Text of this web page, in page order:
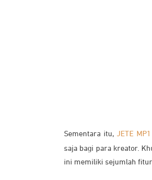
Sementara itu,JETE
saja bagi para kreator.
ini memiliki sejumlah